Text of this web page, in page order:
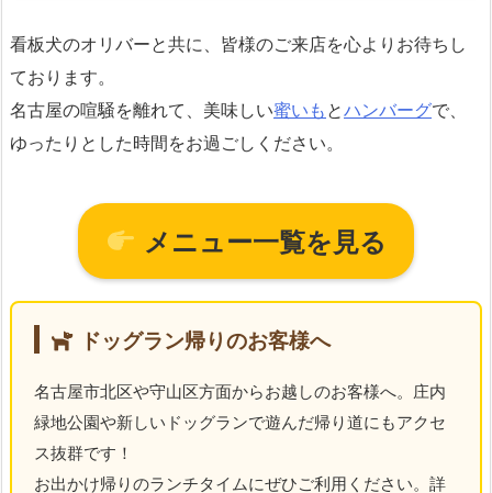
看板犬のオリバーと共に、皆様のご来店を心よりお待ちし
ております。
名古屋の喧騒を離れて、美味しい蜜いもとハンバーグで、
ゆったりとした時間をお過ごしください。
メニュー一覧を見る
ドッグラン帰りのお客様へ
名古屋市北区や守山区方面からお越しのお客様へ。庄内
緑地公園や新しいドッグランで遊んだ帰り道にもアクセ
ス抜群です！
お出かけ帰りのランチタイムにぜひご利用ください。詳